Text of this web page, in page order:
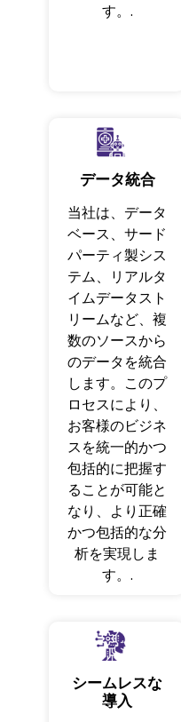
す。.
データ統合
当社は、データ
ベース、サード
パーティ製シス
テム、リアルタ
イムデータスト
リームなど、複
数のソースから
のデータを統合
します。このプ
ロセスにより、
お客様のビジネ
スを統一的かつ
包括的に把握す
ることが可能と
なり、より正確
かつ包括的な分
析を実現しま
す。.
シームレスな
導入